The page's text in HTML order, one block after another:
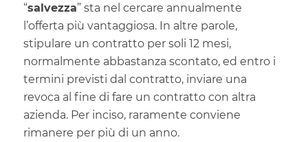
“salvezza” sta nel cercare annualmente
l’offerta più vantaggiosa. In altre parole,
stipulare un contratto per soli 12 mesi,
normalmente abbastanza scontato, ed entro i
termini previsti dal contratto, inviare una
revoca al fine di fare un contratto con altra
azienda. Per inciso, raramente conviene
rimanere per più di un anno.